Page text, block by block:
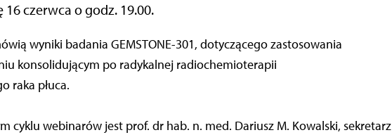
czerwca o godz. 19.00.
wyniki badania GEMSTONE-301, dotyczącego zastosowania
konsolidującym po radykalnej radiochemioterapii
raka płuca.
cyklu webinarów jest prof. dr hab. n. med. Dariusz M. Kowalski, sekretarz